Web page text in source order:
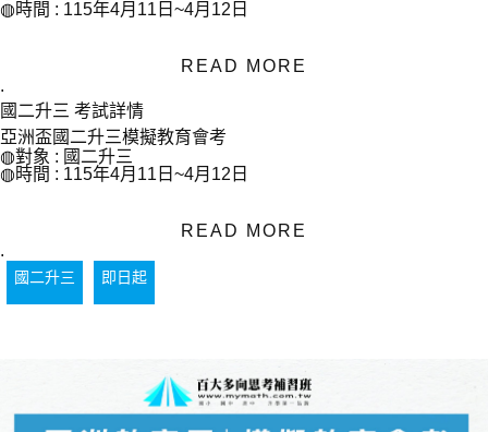
◍時間 : 115年4月11日~4月12日
READ MORE
.
國二升三 考試詳情
亞洲盃國二升三模擬教育會考
◍對象 : 國二升三
◍時間 : 115年4月11日~4月12日
READ MORE
.
國二升三 即日起